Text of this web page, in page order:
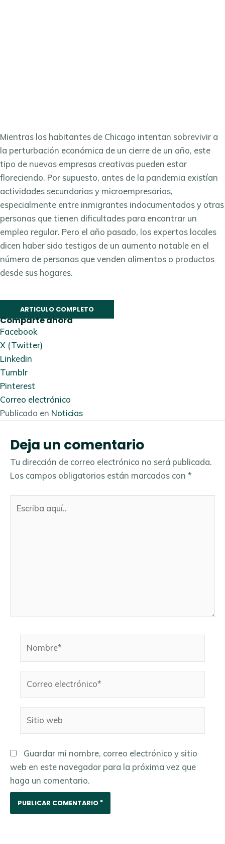
Mientras los habitantes de Chicago intentan sobrevivir a
la perturbación económica de un cierre de un año, este
tipo de nuevas empresas creativas pueden estar
floreciendo. Por supuesto, antes de la pandemia existían
actividades secundarias y microempresarios,
especialmente entre inmigrantes indocumentados y otras
personas que tienen dificultades para encontrar un
empleo regular. Pero el año pasado, los expertos locales
dicen haber sido testigos de un aumento notable en el
número de personas que venden alimentos o productos
desde sus hogares.
ARTICULO COMPLETO
Comparte ahora
Facebook
X (Twitter)
Linkedin
Tumblr
Pinterest
Correo electrónico
Publicado en Noticias
Deja un comentario
Tu dirección de correo electrónico no será publicada.
Los campos obligatorios están marcados con *
aquí..
electrónico*
web
Guardar mi nombre, correo electrónico y sitio
web en este navegador para la próxima vez que
haga un comentario.